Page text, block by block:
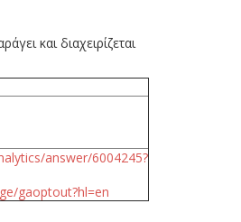
και διαχειρίζεται
answer/6004245?
gaoptout?hl=en